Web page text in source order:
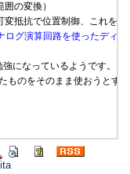
の変換）
ログ演算回路を使ったディ
になっているようです。
のをそのまま使おうとす